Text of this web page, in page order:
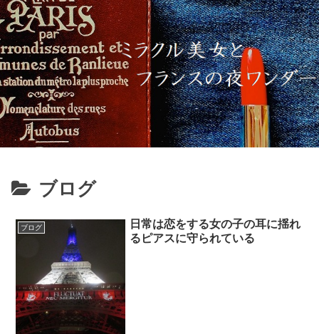
ブログ
ブログ
日常は恋をする女の子の耳に揺れ
るピアスに守られている